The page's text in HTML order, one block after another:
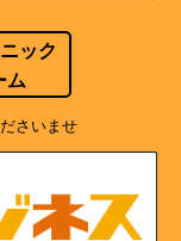
ック
ム
さいませ